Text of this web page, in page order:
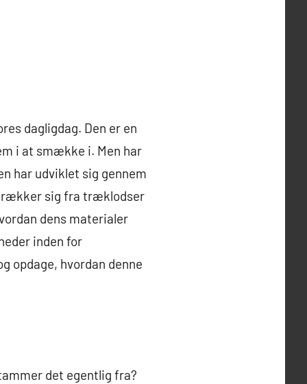
dagligdag. Den er en
i at smække i. Men har
har udviklet sig gennem
sig fra træklodser
dens materialer
inden for
opdage, hvordan denne
det egentlig fra?